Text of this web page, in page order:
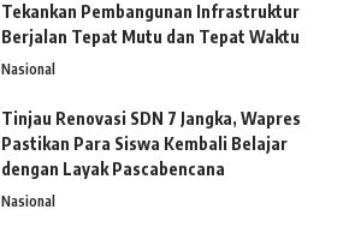
Tekankan Pembangunan Infrastruktur
Berjalan Tepat Mutu dan Tepat Waktu
Nasional
Tinjau Renovasi SDN 7 Jangka, Wapres
Pastikan Para Siswa Kembali Belajar
dengan Layak Pascabencana
Nasional